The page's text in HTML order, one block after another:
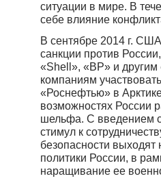
ситуации в мире. В
себе влияние
В сентябре 2014 г.
санкции против
«Shell», «BP» и
компаниям
«Роснефтью» в
возможностях России
шельфа. С введением
стимул к
безопасности выходят
политики России, в
наращивание ее